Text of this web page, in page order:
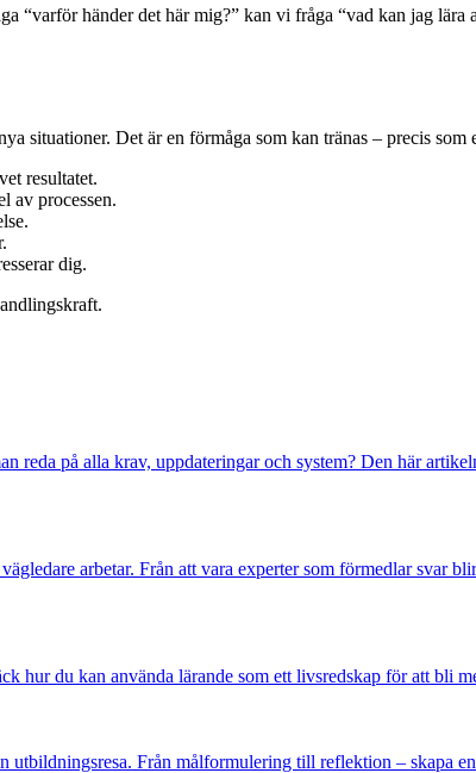
“varför händer det här mig?” kan vi fråga “vad kan jag
situationer. Det är en förmåga som kan tränas – precis som
resultatet.
av processen.
dig.
reda på alla krav, uppdateringar och system? Den här
arbetar. Från att vara experter som förmedlar svar
hur du kan använda lärande som ett livsredskap för att bli
Från målformulering till reflektion – skapa